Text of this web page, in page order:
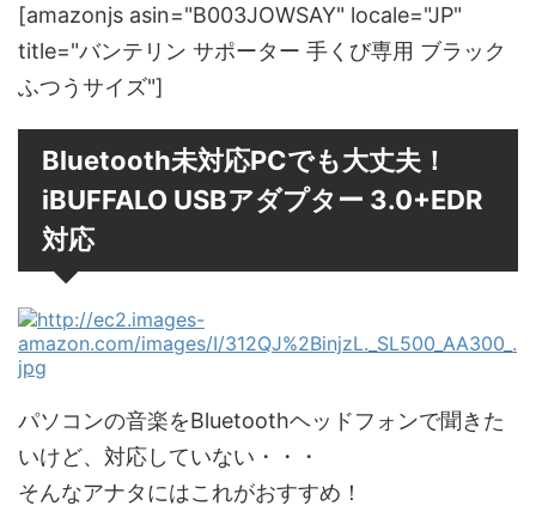
[amazonjs asin="B003JOWSAY" locale="JP"
title="バンテリン サポーター 手くび専用 ブラック
ふつうサイズ"]
Bluetooth未対応PCでも大丈夫！
iBUFFALO USBアダプター 3.0+EDR
対応
パソコンの音楽をBluetoothヘッドフォンで聞きた
いけど、対応していない・・・
そんなアナタにはこれがおすすめ！